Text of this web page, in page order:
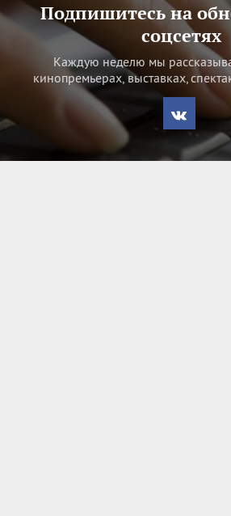
Подпишитесь на
соцсетях
Каждую неделю мы
кинопремьерах, выставках,